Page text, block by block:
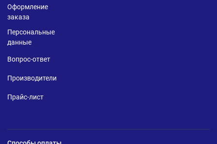
Оформление
заказа
Персональные
данные
Вопрос-ответ
Производители
Прайс-лист